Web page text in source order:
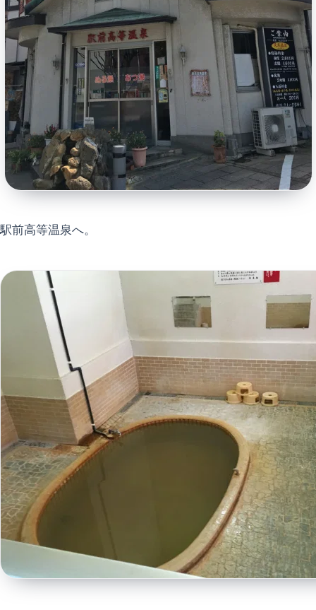
駅前高等温泉へ。